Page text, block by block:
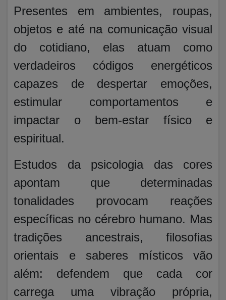
Presentes em ambientes, roupas,
objetos e até na comunicação visual
do cotidiano, elas atuam como
verdadeiros códigos energéticos
capazes de despertar emoções,
estimular comportamentos e
impactar o bem-estar físico e
espiritual.
Estudos da psicologia das cores
apontam que determinadas
tonalidades provocam reações
específicas no cérebro humano. Mas
tradições ancestrais, filosofias
orientais e saberes místicos vão
além: defendem que cada cor
carrega uma vibração própria,